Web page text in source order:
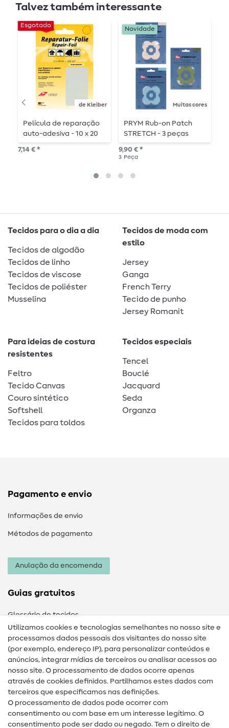
Talvez também interessante
de Kleiber
Esgotado
Película de reparação
auto-adesiva - 10 x 20
cm
7,14 € *
Muitas cores
Novidade
PRYM Rub-on Patch
STRETCH - 3 peças
9,90 € *
3 Peça
Tecidos para o dia a dia
Tecidos de algodão
Tecidos de linho
Tecidos de viscose
Tecidos de poliéster
Musselina
Tecidos de moda com
estilo
Jersey
Ganga
French Terry
Tecido de punho
Jersey Romanit
Para ideias de costura
resistentes
Feltro
Tecido Canvas
Couro sintético
Softshell
Tecidos para toldos
Tecidos especiais
Tencel
Bouclé
Jacquard
Seda
Organza
Pagamento e envio
Informações de envio
Métodos de pagamento
Anulação da encomenda
Guias gratuitos
Glossário de tecidos
Guias de costura
Ajuda e contacto
Contacto
Mudança de proprietário
Utilizamos cookies e tecnologias semelhantes no nosso site e
processamos dados pessoais dos visitantes do nosso site
(por exemplo, endereço IP), para personalizar conteúdos e
anúncios, integrar mídias de terceiros ou analisar acessos ao
nosso site. O processamento de dados ocorre apenas
através de cookies definidos. Partilhamos estes dados com
terceiros que especificamos nas definições.
O processamento de dados pode ocorrer com
consentimento ou com base em um interesse legítimo. O
consentimento pode ser dado ou negado. Tem o direito de